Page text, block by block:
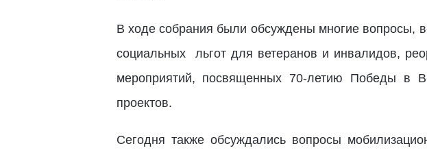
В ходе собрания были обсуждены многие вопросы,
социальных льгот для ветеранов и инвалидов,
мероприятий, посвященных 70-летию Победы в
проектов.
Сегодня также обсуждались вопросы